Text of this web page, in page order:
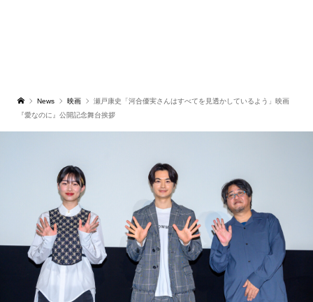
News 映画
瀬戸康史「河合優実さんはすべてを見透かしているよう」映画
『愛なのに』公開記念舞台挨拶